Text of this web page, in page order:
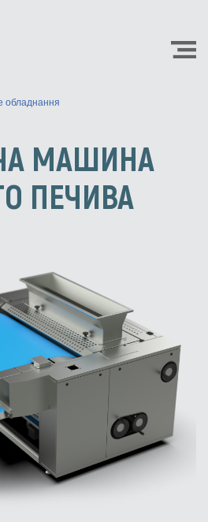
обладнання
МАШИНА
ПЕЧИВА